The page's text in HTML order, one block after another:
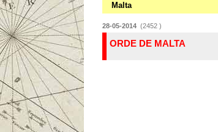
Malta
28-05-2014 (2452 )
ORDE DE MALTA